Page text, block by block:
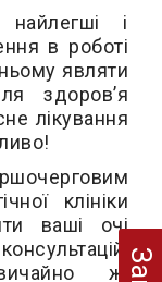
і
в роботі
являти
здоров’я
лікування
клініки
ваші очі
ж,